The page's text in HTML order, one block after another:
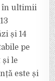
25
DE
FĂRĂ
DE
ADVERSARII
în ultimii
și 14
pe
și le
este și